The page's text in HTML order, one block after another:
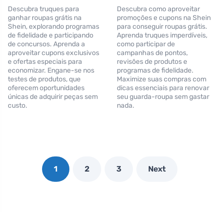
Descubra truques para
ganhar roupas grátis na
Shein, explorando programas
de fidelidade e participando
de concursos. Aprenda a
aproveitar cupons exclusivos
e ofertas especiais para
economizar. Engane-se nos
testes de produtos, que
oferecem oportunidades
únicas de adquirir peças sem
custo.
Descubra como aproveitar
promoções e cupons na Shein
para conseguir roupas grátis.
Aprenda truques imperdíveis,
como participar de
campanhas de pontos,
revisões de produtos e
programas de fidelidade.
Maximize suas compras com
dicas essenciais para renovar
seu guarda-roupa sem gastar
nada.
1 2 3 Next